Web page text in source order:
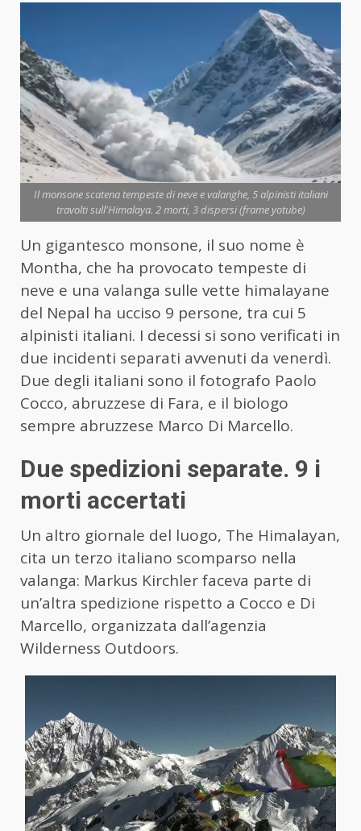
Il monsone scatena tempeste di neve e valanghe, 5 alpinisti italiani
travolti sull'Himalaya. 2 morti, 3 dispersi (frame yotube)
Un gigantesco monsone, il suo nome è
Montha, che ha provocato tempeste di
neve e una valanga sulle vette himalayane
del Nepal ha ucciso 9 persone, tra cui 5
alpinisti italiani. I decessi si sono verificati in
due incidenti separati avvenuti da venerdì.
Due degli italiani sono il fotografo Paolo
Cocco, abruzzese di Fara, e il biologo
sempre abruzzese Marco Di Marcello.
Due spedizioni separate. 9 i
morti accertati
Un altro giornale del luogo, The Himalayan,
cita un terzo italiano scomparso nella
valanga: Markus Kirchler faceva parte di
un’altra spedizione rispetto a Cocco e Di
Marcello, organizzata dall’agenzia
Wilderness Outdoors.